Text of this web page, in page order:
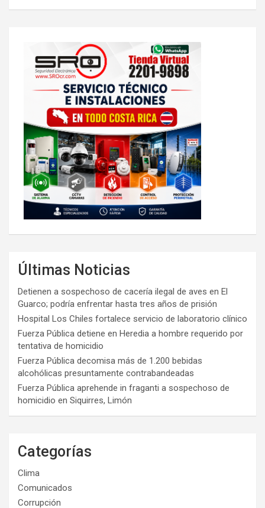
Últimas Noticias
Detienen a sospechoso de cacería ilegal de aves en El
Guarco; podría enfrentar hasta tres años de prisión
Hospital Los Chiles fortalece servicio de laboratorio clínico
Fuerza Pública detiene en Heredia a hombre requerido por
tentativa de homicidio
Fuerza Pública decomisa más de 1.200 bebidas
alcohólicas presuntamente contrabandeadas
Fuerza Pública aprehende in fraganti a sospechoso de
homicidio en Siquirres, Limón
Categorías
Clima
Comunicados
Corrupción